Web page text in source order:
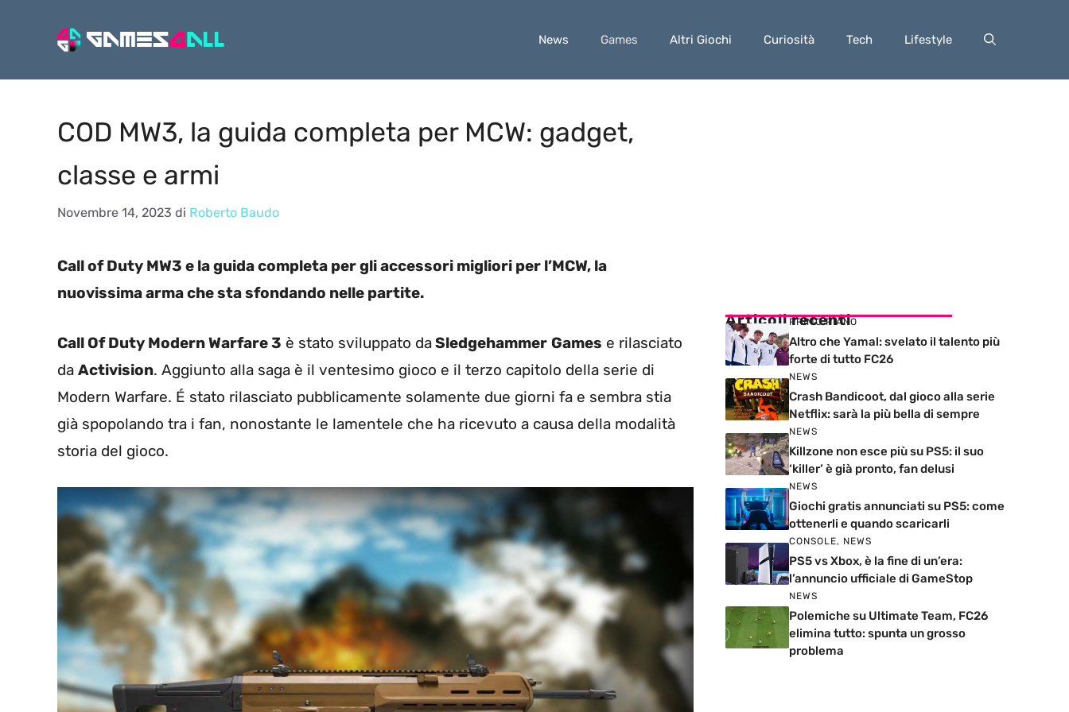
News Games Altri Giochi Curiosità Tech Lifestyle
COD MW3, la guida completa per MCW: gadget,
classe e armi
Novembre 14, 2023 di Roberto Baudo
Call of Duty MW3 e la guida completa per gli accessori migliori per l’MCW, la
nuovissima arma che sta sfondando nelle partite.
Call Of Duty Modern Warfare 3 è stato sviluppato daSledgehammer Games e rilasciato
da Activision. Aggiunto alla saga è il ventesimo gioco e il terzo capitolo della serie di
Modern Warfare. É stato rilasciato pubblicamente solamente due giorni fa e sembra stia
già spopolando tra i fan, nonostante le lamentele che ha ricevuto a causa della modalità
storia del gioco.
Articoli recenti
PRIMO PIANO
Altro che Yamal: svelato il talento più
forte di tutto FC26
NEWS
Crash Bandicoot, dal gioco alla serie
Netflix: sarà la più bella di sempre
NEWS
Killzone non esce più su PS5: il suo
‘killer’ è già pronto, fan delusi
NEWS
Giochi gratis annunciati su PS5: come
ottenerli e quando scaricarli
CONSOLE, NEWS
PS5 vs Xbox, è la fine di un’era:
l’annuncio ufficiale di GameStop
NEWS
Polemiche su Ultimate Team, FC26
elimina tutto: spunta un grosso
problema